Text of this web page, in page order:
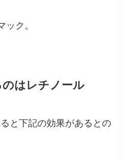
ック。
はレチノール
と下記の効果があるとの